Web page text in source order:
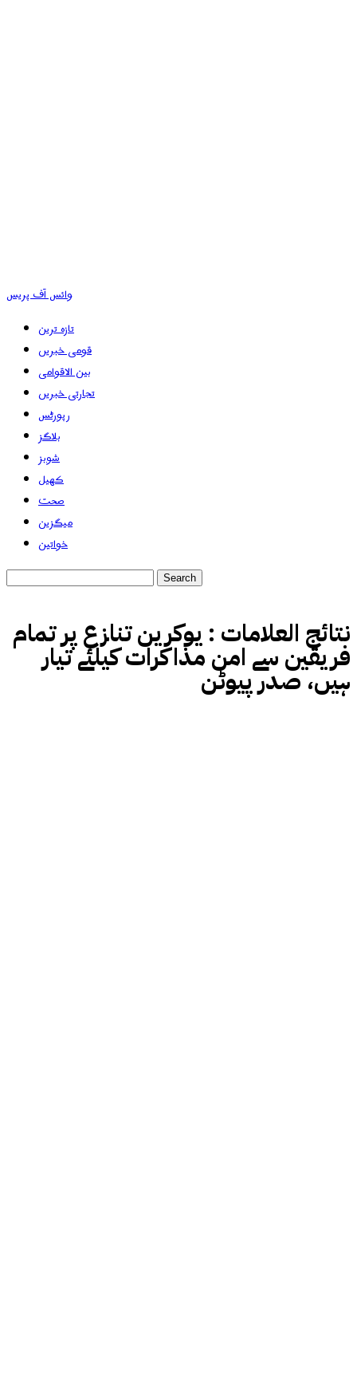
وائس آف پریس
تازہ ترین
قومی خبریں
بین الاقوامی
تجارتی خبریں
رپورٹس
بلاگز
شوبز
کھیل
صحت
میگزین
خواتین
نتائج العلامات : یوکرین تنازع پر تمام
فریقین سے امن مذاکرات کیلئے تیار
ہیں، صدر پیوٹن